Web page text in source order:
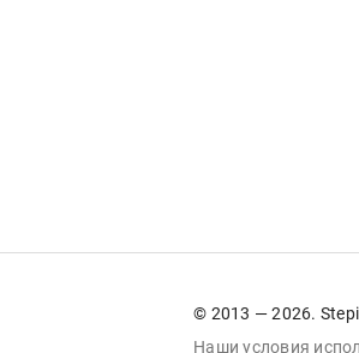
© 2013 — 2026.
Наши условия